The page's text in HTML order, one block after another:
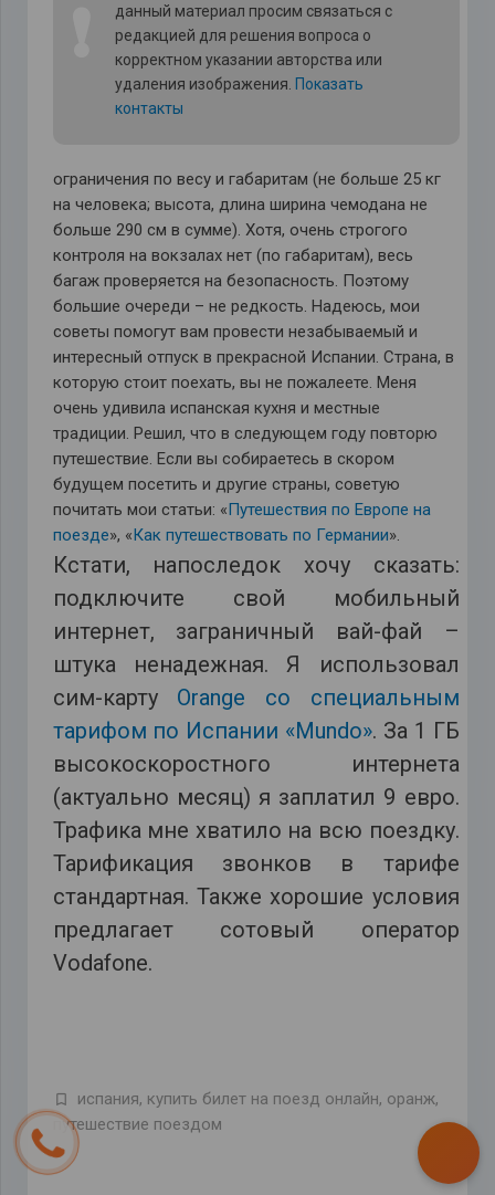
данный материал просим связаться с
редакцией для решения вопроса о
корректном указании авторства или
удаления изображения. Показать
контакты
ограничения по весу и габаритам (не больше 25 кг
на человека; высота, длина ширина чемодана не
больше 290 см в сумме). Хотя, очень строгого
контроля на вокзалах нет (по габаритам), весь
багаж проверяется на безопасность. Поэтому
большие очереди – не редкость. Надеюсь, мои
советы помогут вам провести незабываемый и
интересный отпуск в прекрасной Испании. Страна, в
которую стоит поехать, вы не пожалеете. Меня
очень удивила испанская кухня и местные
традиции. Решил, что в следующем году повторю
путешествие. Если вы собираетесь в скором
будущем посетить и другие страны, советую
почитать мои статьи: «Путешествия по Европе на
поезде», «Как путешествовать по Германии».
Кстати, напоследок хочу сказать:
подключите свой мобильный
интернет, заграничный вай-фай –
штука ненадежная. Я использовал
сим-карту Orange со специальным
тарифом по Испании «Mundo». За 1 ГБ
высокоскоростного интернета
(актуально месяц) я заплатил 9 евро.
Трафика мне хватило на всю поездку.
Тарификация звонков в тарифе
стандартная. Также хорошие условия
предлагает сотовый оператор
Vodafone.
испания, купить билет на поезд онлайн, оранж,
путешествие поездом